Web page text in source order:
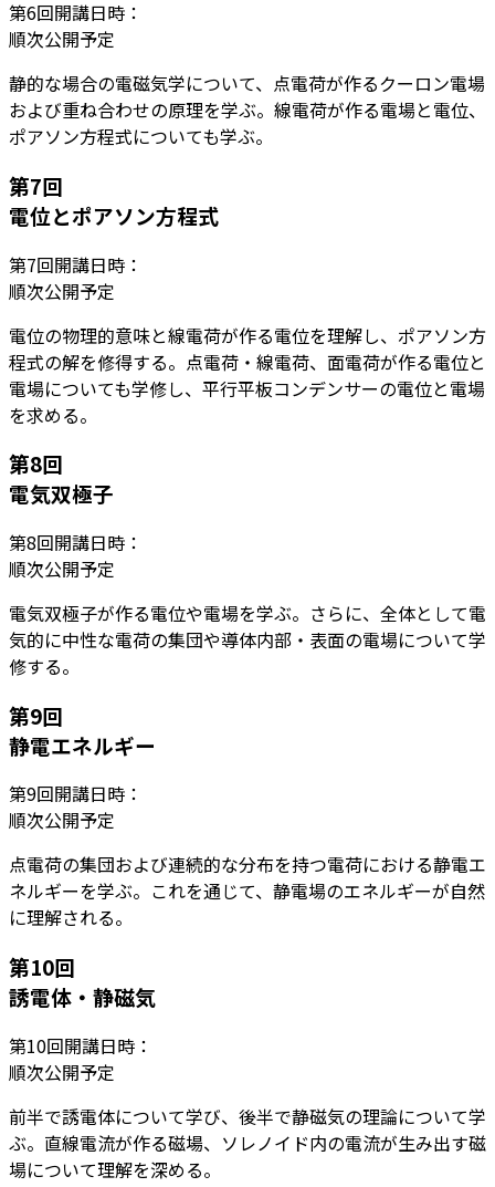
第6回開講日時：
順次公開予定
静的な場合の電磁気学について、点電荷が作るクーロン電場
および重ね合わせの原理を学ぶ。線電荷が作る電場と電位、
ポアソン方程式についても学ぶ。
第7回
電位とポアソン方程式
第7回開講日時：
順次公開予定
電位の物理的意味と線電荷が作る電位を理解し、ポアソン方
程式の解を修得する。点電荷・線電荷、面電荷が作る電位と
電場についても学修し、平行平板コンデンサーの電位と電場
を求める。
第8回
電気双極子
第8回開講日時：
順次公開予定
電気双極子が作る電位や電場を学ぶ。さらに、全体として電
気的に中性な電荷の集団や導体内部・表面の電場について学
修する。
第9回
静電エネルギー
第9回開講日時：
順次公開予定
点電荷の集団および連続的な分布を持つ電荷における静電エ
ネルギーを学ぶ。これを通じて、静電場のエネルギーが自然
に理解される。
第10回
誘電体・静磁気
第10回開講日時：
順次公開予定
前半で誘電体について学び、後半で静磁気の理論について学
ぶ。直線電流が作る磁場、ソレノイド内の電流が生み出す磁
場について理解を深める。